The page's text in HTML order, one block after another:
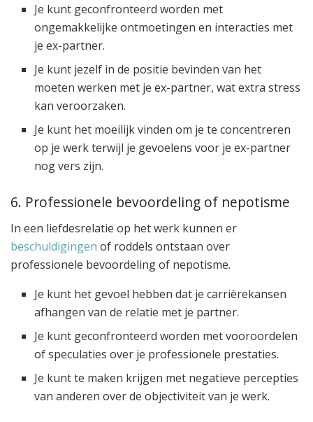
Je kunt geconfronteerd worden met
ongemakkelijke ontmoetingen en interacties met
je ex-partner.
Je kunt jezelf in de positie bevinden van het
moeten werken met je ex-partner, wat extra stress
kan veroorzaken.
Je kunt het moeilijk vinden om je te concentreren
op je werk terwijl je gevoelens voor je ex-partner
nog vers zijn.
6. Professionele bevoordeling of nepotisme
In een liefdesrelatie op het werk kunnen er
beschuldigingen of roddels ontstaan over
professionele bevoordeling of nepotisme.
Je kunt het gevoel hebben dat je carrièrekansen
afhangen van de relatie met je partner.
Je kunt geconfronteerd worden met vooroordelen
of speculaties over je professionele prestaties.
Je kunt te maken krijgen met negatieve percepties
van anderen over de objectiviteit van je werk.